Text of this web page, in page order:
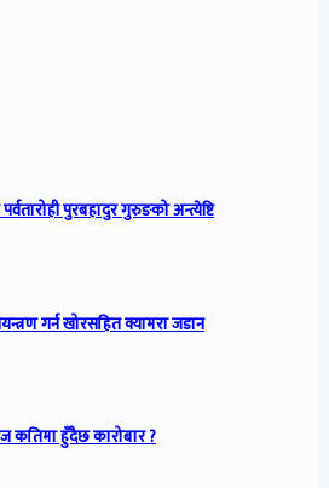
पुरबहादुर गुरुङको अन्त्येष्टि
गर्न खोरसहित क्यामरा जडान
कतिमा हुँदैछ कारोबार ?